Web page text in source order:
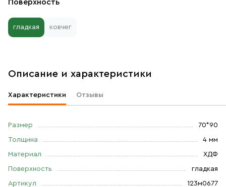
Поверхность
гладкая ковчег
Описание и характеристики
Характеристики Отзывы
Размер 70*90
Толщина 4 мм
Материал ХДФ
Поверхность гладкая
Артикул 123м0677